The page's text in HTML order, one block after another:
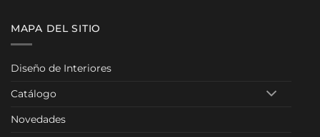
MAPA DEL SITIO
Diseño de Interiores
Catálogo
Novedades